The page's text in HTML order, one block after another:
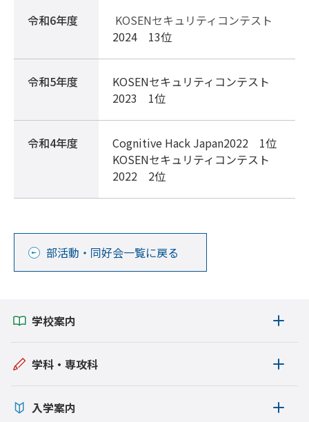
令和6年度
KOSENセキュリティコンテスト
2024 13位
令和5年度
KOSENセキュリティコンテスト
2023 1位
令和4年度
Cognitive Hack Japan2022 1位
KOSENセキュリティコンテスト
2022 2位
部活動・同好会一覧に戻る
学校案内
学科・専攻科
入学案内